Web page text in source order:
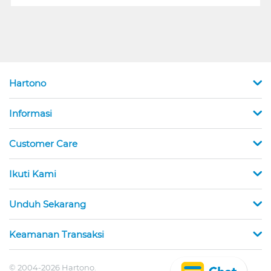
Hartono
Informasi
Customer Care
Ikuti Kami
Unduh Sekarang
Keamanan Transaksi
© 2004-2026 Hartono.